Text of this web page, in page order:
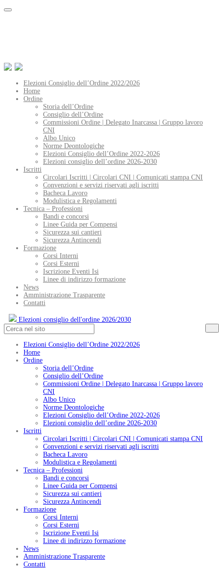
Elezioni Consiglio dell’Ordine 2022/2026
Home
Ordine
Storia dell’Ordine
Consiglio dell’Ordine
Commissioni Ordine | Delegato Inarcassa | Gruppo lavoro
CNI
Albo Unico
Norme Deontologiche
Elezioni Consiglio dell’Ordine 2022-2026
Elezioni consiglio dell’ordine 2026-2030
Iscritti
Circolari Iscritti | Circolari CNI | Comunicati stampa CNI
Convenzioni e servizi riservati agli iscritti
Bacheca Lavoro
Modulistica e Regolamenti
Tecnica – Professioni
Bandi e concorsi
Linee Guida per Compensi
Sicurezza sui cantieri
Sicurezza Antincendi
Formazione
Corsi Interni
Corsi Esterni
Iscrizione Eventi Isi
Linee di indirizzo formazione
News
Amministrazione Trasparente
Contatti
Elezioni consiglio dell'ordine 2026/2030
Elezioni Consiglio dell’Ordine 2022/2026
Home
Ordine
Storia dell’Ordine
Consiglio dell’Ordine
Commissioni Ordine | Delegato Inarcassa | Gruppo lavoro
CNI
Albo Unico
Norme Deontologiche
Elezioni Consiglio dell’Ordine 2022-2026
Elezioni consiglio dell’ordine 2026-2030
Iscritti
Circolari Iscritti | Circolari CNI | Comunicati stampa CNI
Convenzioni e servizi riservati agli iscritti
Bacheca Lavoro
Modulistica e Regolamenti
Tecnica – Professioni
Bandi e concorsi
Linee Guida per Compensi
Sicurezza sui cantieri
Sicurezza Antincendi
Formazione
Corsi Interni
Corsi Esterni
Iscrizione Eventi Isi
Linee di indirizzo formazione
News
Amministrazione Trasparente
Contatti